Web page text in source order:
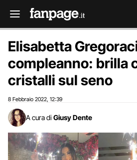
Elisabetta
compleanno: brilla
cristalli sul seno
8 Febbraio 2022 12:39
A cura di Giusy Dente